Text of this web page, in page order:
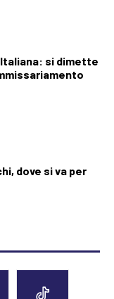
si dimette
dove si va per